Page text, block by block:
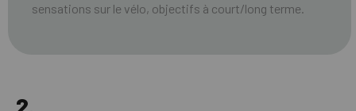
sensations sur le vélo, objectifs à court/long terme.